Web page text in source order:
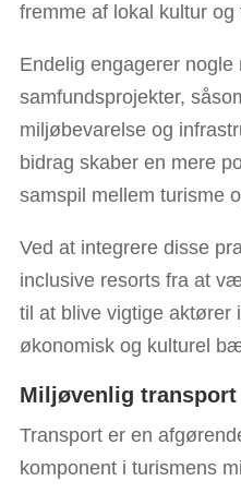
fremme af lokal kultur og
Endelig engagerer
samfundsprojekter,
miljøbevarelse og
bidrag skaber en mere
samspil mellem turisme
Ved at integrere disse
inclusive resorts fra at
til at blive vigtige aktører
økonomisk og kulturel
Miljøvenlig transport
Transport er en
komponent i turismens